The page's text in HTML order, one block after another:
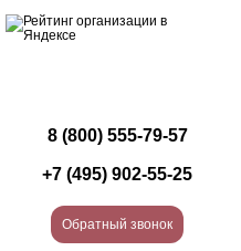
8 (800) 555-79-57
+7 (495) 902-55-25
Обратный звонок